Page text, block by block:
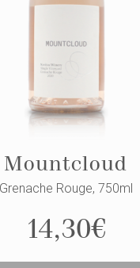
Mountcloud
Grenache Rouge, 750ml
14,30€